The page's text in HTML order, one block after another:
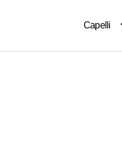
Capelli